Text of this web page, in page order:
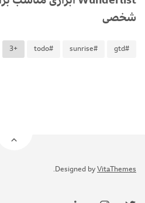
شخصی
#gtd
#sunrise
#todo
+3
Designed byVitaThemes
.